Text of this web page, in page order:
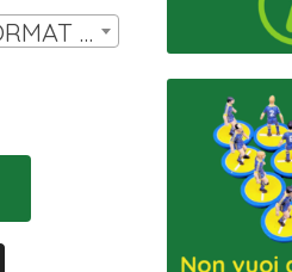
SET 14 MINIATURE FORMAT HW T3 | € 11,00